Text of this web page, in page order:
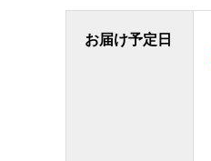
お届け予定日